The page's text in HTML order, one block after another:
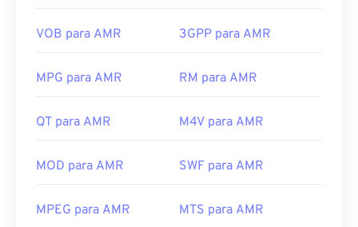
VOB para AMR 3GPP para AMR
MPG para AMR RM para AMR
QT para AMR M4V para AMR
MOD para AMR SWF para AMR
MPEG para AMR MTS para AMR